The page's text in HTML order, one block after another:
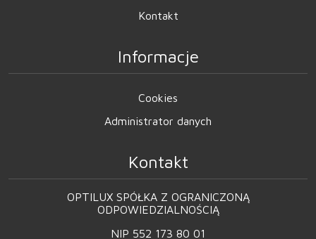
Kontakt
Informacje
Cookies
Administrator danych
Kontakt
OPTILUX SPÓŁKA Z OGRANICZONĄ
ODPOWIEDZIALNOŚCIĄ
NIP 552 173 80 01